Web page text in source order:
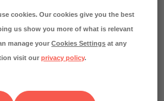
cookies. Our cookies give you the best
us show you more of what is relevant
manage yourCookies Settings at any
visit ourprivacy policy.